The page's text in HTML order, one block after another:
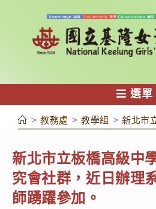
容
選單
> 教務處 > 教學組 > 新北市
新北市立板橋高級中
究會社群，近日辦理
師踴躍參加。